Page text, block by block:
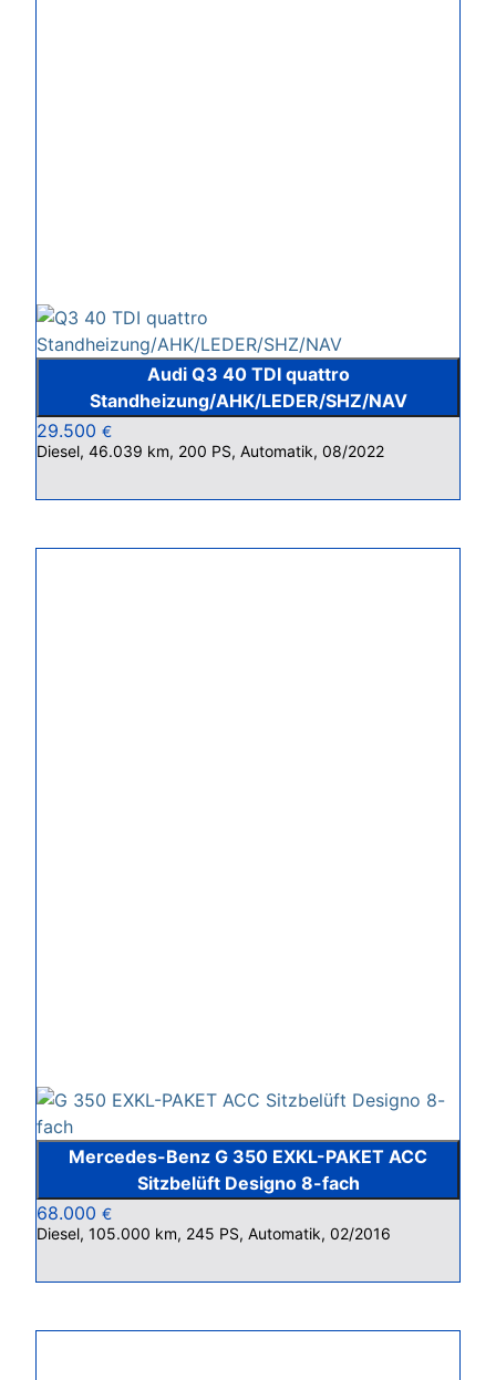
Audi Q3 40 TDI quattro
Standheizung/AHK/LEDER/SHZ/NAV
29.500 €
Diesel, 46.039 km, 200 PS, Automatik, 08/2022
Mercedes-Benz G 350 EXKL-PAKET ACC
Sitzbelüft Designo 8-fach
68.000 €
Diesel, 105.000 km, 245 PS, Automatik, 02/2016